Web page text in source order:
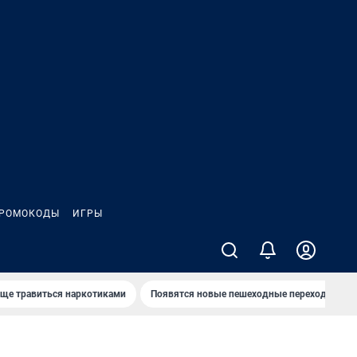
ИГРЫ
травиться наркотиками Появятся новые пешеходные переходы